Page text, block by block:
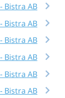
Bistra AB
Bistra AB
Bistra AB
Bistra AB
Bistra AB
Bistra AB